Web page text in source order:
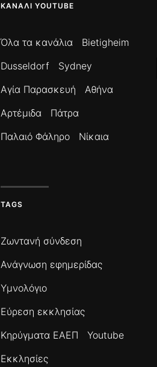
ΚΑΝΆΛΙ YOUTUBE
Όλα τα κανάλια
Bietigheim
Dusseldorf
Sydney
Αγία Παρασκευή
Αθήνα
Αρτέμιδα
Πάτρα
Παλαιό Φάληρο
Νίκαια
TAGS
Ζωντανή σύνδεση
Ανάγνωση εφημερίδας
Υμνολόγιο
Εύρεση εκκλησίας
Κηρύγματα ΕΑΕΠ
Youtube
Εκκλησίες